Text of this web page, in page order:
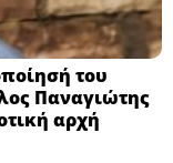
του
Παναγιώτης
αρχή